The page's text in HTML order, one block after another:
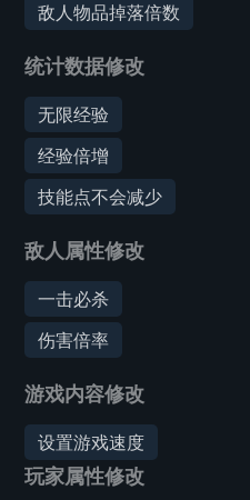
敌人物品掉落倍数
统计数据修改
无限经验
经验倍增
技能点不会减少
敌人属性修改
一击必杀
伤害倍率
游戏内容修改
设置游戏速度
玩家属性修改